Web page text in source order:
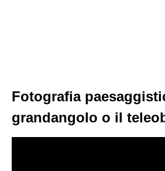
Fotografia
grandangolo o il